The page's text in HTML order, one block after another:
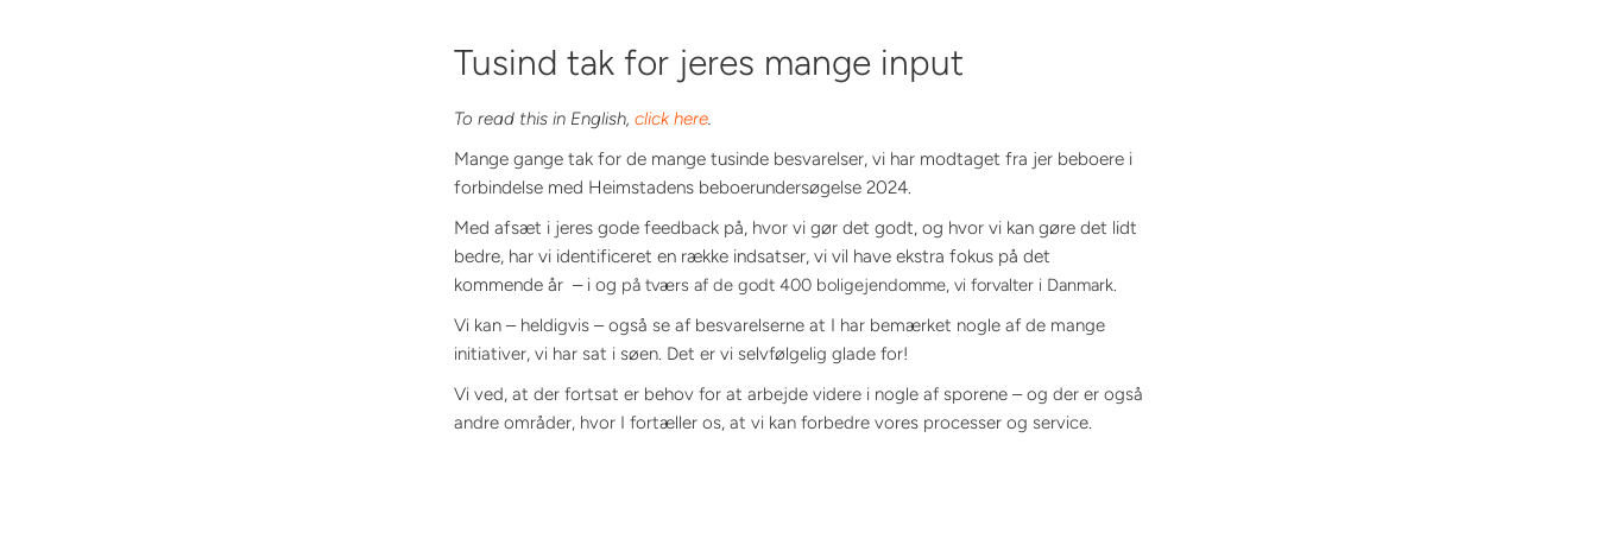
Tusind tak for jeres mange input
To read this in English, click here.
Mange gange tak for de mange tusinde besvarelser, vi har modtaget fra jer beboere i
forbindelse med Heimstadens beboerundersøgelse 2024.
Med afsæt i jeres gode feedback på, hvor vi gør det godt, og hvor vi kan gøre det lidt
bedre, har vi identificeret en række indsatser, vi vil have ekstra fokus på det
kommende år – i og på tværs af de godt 400 boligejendomme, vi forvalter i Danmark.
Vi kan – heldigvis – også se af besvarelserne at I har bemærket nogle af de mange
initiativer, vi har sat i søen. Det er vi selvfølgelig glade for!
Vi ved, at der fortsat er behov for at arbejde videre i nogle af sporene – og der er også
andre områder, hvor I fortæller os, at vi kan forbedre vores processer og service.